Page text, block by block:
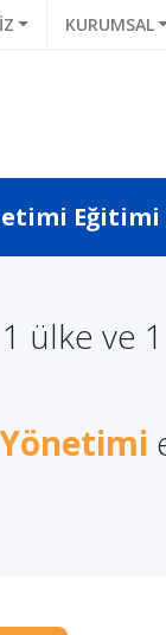
KURUMSAL
ülke ve 1